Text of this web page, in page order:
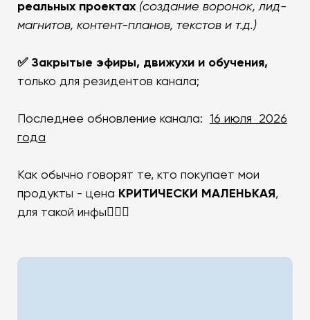
реальных проектах (создание воронок, лид-
магнитов, контент-планов, текстов и т.д.)
✅ Закрытые эфиры, движухи и обучения,
только для резидентов канала;
Последнее обновление канала: 16 июля
2026
года
Как обычно говорят те, кто покупает мои
продукты - цена КРИТИЧЕСКИ МАЛЕНЬКАЯ ,
для такой инфы💁🏻‍♂️